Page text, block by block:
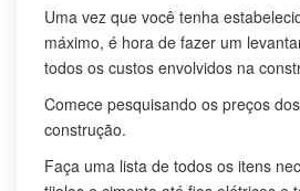
Uma vez que você tenha
máximo, é hora de fazer um
todos os custos envolvidos na
Comece pesquisando os preços
construção.
Faça uma lista de todos os itens